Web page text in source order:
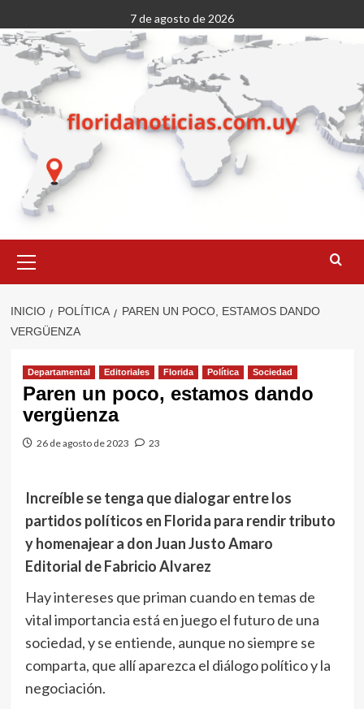
al
contenido
7 de agosto de 2026
primario
INICIO POLÍTICA
PAREN UN POCO, ESTAMOS DANDO
VERGÜENZA
Departamental Editoriales Florida Política Sociedad
Paren un poco, estamos dando
vergüenza
26 de agosto de 2023 23
Increíble se tenga que dialogar entre los
partidos políticos en Florida para rendir tributo
y homenajear a don Juan Justo Amaro
Editorial de Fabricio Alvarez
Hay intereses que priman cuando en temas de
vital importancia está en juego el futuro de una
sociedad, y se entiende, aunque no siempre se
comparta, que allí aparezca el diálogo político y la
negociación.